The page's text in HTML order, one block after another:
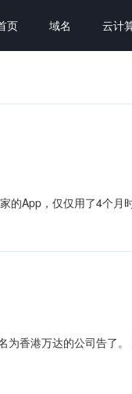
页 域名 云计
的App，仅仅用了4个月
为香港万达的公司告了